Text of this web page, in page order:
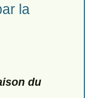
la
du